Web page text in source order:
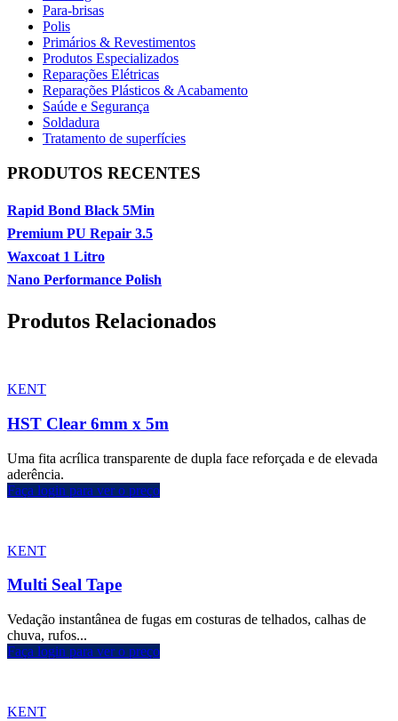
Para-brisas
Polis
Primários & Revestimentos
Produtos Especializados
Reparações Elétricas
Reparações Plásticos & Acabamento
Saúde e Segurança
Soldadura
Tratamento de superfícies
PRODUTOS RECENTES
Rapid Bond Black 5Min
Premium PU Repair 3.5
Waxcoat 1 Litro
Nano Performance Polish
Produtos Relacionados
KENT
HST Clear 6mm x 5m
Uma fita acrílica transparente de dupla face reforçada e de elevada
aderência.
Faça login para ver o preço
KENT
Multi Seal Tape
Vedação instantânea de fugas em costuras de telhados, calhas de
chuva, rufos...
Faça login para ver o preço
KENT